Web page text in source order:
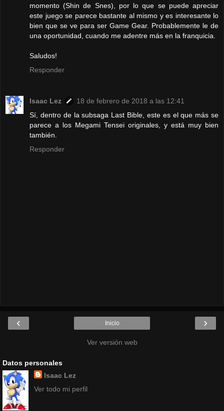
momento (Shin de Snes), por lo que se puede apreciar
este juego se parece bastante al mismo y es interesante lo
bien que se ve para ser Game Gear. Probablemente le de
una oportunidad, cuando me adentre más en la franquicia.
Saludos!
Responder
Isaac Lez
18 de febrero de 2018 a las 12:41
Sí, dentro de la subsaga Last Bible, este es el que más se
parece a los Megami Tensei originales, y está muy bien
también.
Responder
‹ ›
Inicio
Ver versión web
Datos personales
Isaac Lez
Ver todo mi perfil